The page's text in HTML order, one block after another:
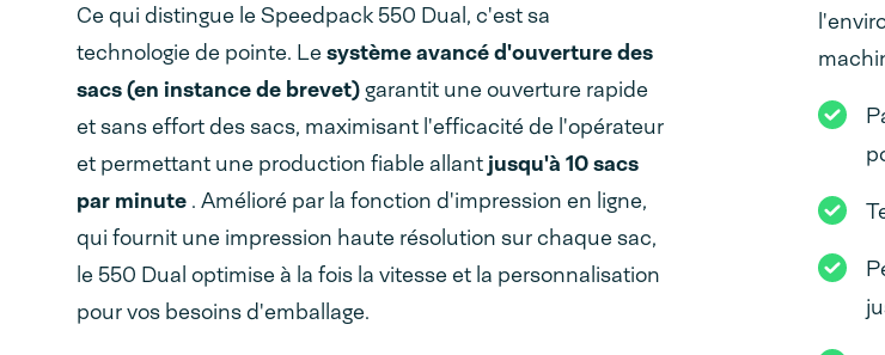
Ce qui distingue le Speedpack 550 Dual, c'est sa
technologie de pointe. Le système avancé d'ouverture des
sacs (en instance de brevet)garantit une ouverture rapide
et sans effort des sacs, maximisant l'efficacité de l'opérateur
et permettant une production fiable allant jusqu'à 10 sacs
par minute . Amélioré par la fonction d'impression en ligne,
qui fournit une impression haute résolution sur chaque sac,
le 550 Dual optimise à la fois la vitesse et la personnalisation
pour vos besoins d'emballage.